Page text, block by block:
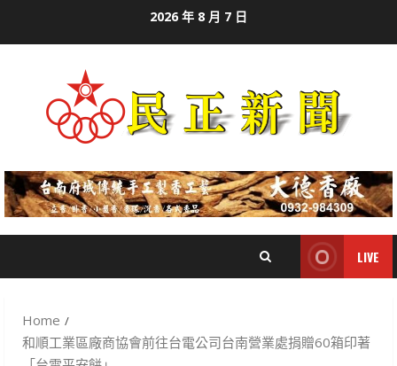
2026 年 8 月 7 日
LIVE
Home
和順工業區廠商協會前往台電公司台南營業處捐贈60箱印著